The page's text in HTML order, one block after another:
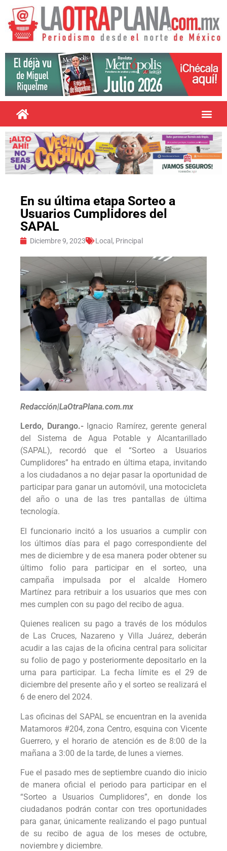
En su última etapa Sorteo a
Usuarios Cumplidores del
SAPAL
Diciembre 9, 2023 Local , Principal
Redacción|LaOtraPlana.com.mx
Lerdo, Durango.- Ignacio Ramírez, gerente general
del Sistema de Agua Potable y Alcantarillado
(SAPAL), recordó que el “Sorteo a Usuarios
Cumplidores” ha entrado en última etapa, invitando
a los ciudadanos a no dejar pasar la oportunidad de
participar para ganar un automóvil, una motocicleta
del año o una de las tres pantallas de última
tecnología.
El funcionario incitó a los usuarios a cumplir con
los últimos días para el pago correspondiente del
mes de diciembre y de esa manera poder obtener su
último folio para participar en el sorteo, una
campaña impulsada por el alcalde Homero
Martínez para retribuir a los usuarios que mes con
mes cumplen con su pago del recibo de agua.
Quienes realicen su pago a través de los módulos
de Las Cruces, Nazareno y Villa Juárez, deberán
acudir a las cajas de la oficina central para solicitar
su folio de pago y posteriormente depositarlo en la
urna para participar. La fecha límite es el 29 de
diciembre del presente año y el sorteo se realizará el
6 de enero del 2024.
Las oficinas del SAPAL se encuentran en la avenida
Matamoros #204, zona Centro, esquina con Vicente
Guerrero, y el horario de atención es de 8:00 de la
mañana a 3:00 de la tarde, de lunes a viernes.
Fue el pasado mes de septiembre cuando dio inicio
de manera oficial el periodo para participar en el
“Sorteo a Usuarios Cumplidores”, en donde los
ciudadanos podrán contar con tres oportunidades
para ganar, únicamente realizando el pago puntual
de su recibo de agua de los meses de octubre,
noviembre y diciembre.